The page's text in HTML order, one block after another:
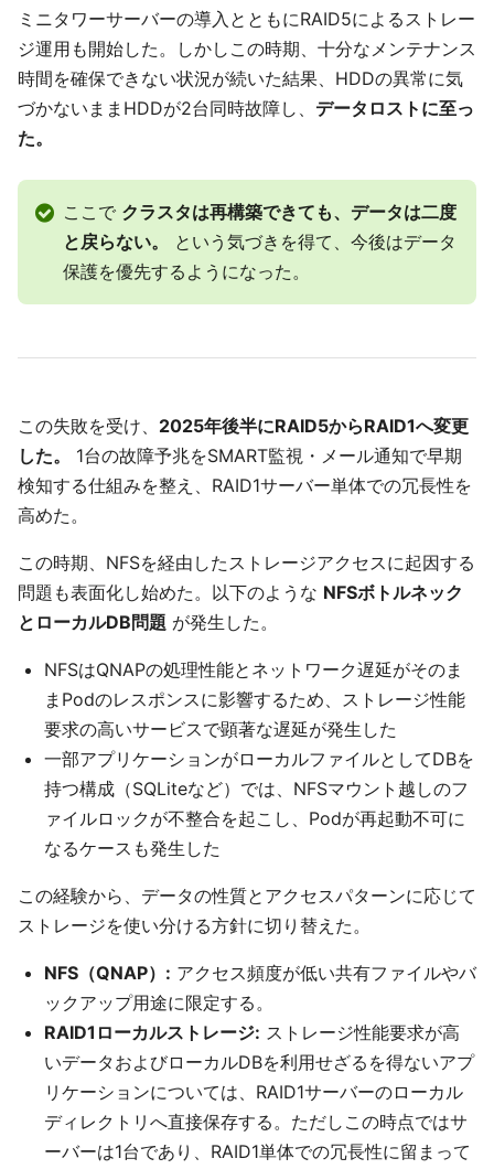
ミニタワーサーバーの導入とともにRAID5によるストレー
ジ運用も開始した。しかしこの時期、十分なメンテナンス
時間を確保できない状況が続いた結果、HDDの異常に気
づかないままHDDが2台同時故障し、 データロストに至っ
た。
ここで クラスタは再構築できても、データは二度
と戻らない。
という気づきを得て、今後はデータ
保護を優先するようになった。
この失敗を受け、 2025年後半にRAID5からRAID1へ変更
した。
1台の故障予兆をSMART監視・メール通知で早期
検知する仕組みを整え、RAID1サーバー単体での冗長性を
高めた。
この時期、NFSを経由したストレージアクセスに起因する
問題も表面化し始めた。以下のような NFSボトルネック
とローカルDB問題 が発生した。
NFSはQNAPの処理性能とネットワーク遅延がそのま
まPodのレスポンスに影響するため、ストレージ性能
要求の高いサービスで顕著な遅延が発生した
一部アプリケーションがローカルファイルとしてDBを
持つ構成（SQLiteなど）では、NFSマウント越しのフ
ァイルロックが不整合を起こし、Podが再起動不可に
なるケースも発生した
この経験から、データの性質とアクセスパターンに応じて
ストレージを使い分ける方針に切り替えた。
NFS（QNAP）: アクセス頻度が低い共有ファイルやバ
ックアップ用途に限定する。
RAID1ローカルストレージ: ストレージ性能要求が高
いデータおよびローカルDBを利用せざるを得ないアプ
リケーションについては、RAID1サーバーのローカル
ディレクトリへ直接保存する。ただしこの時点ではサ
ーバーは1台であり、RAID1単体での冗長性に留まって